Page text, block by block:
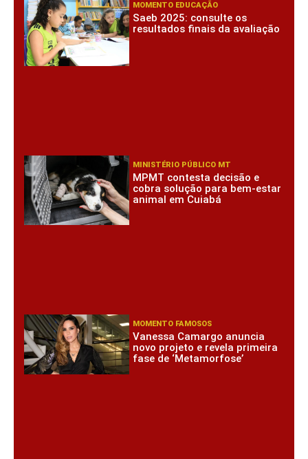
MOMENTO EDUCAÇÃO
Saeb 2025: consulte os
resultados finais da avaliação
MINISTÉRIO PÚBLICO MT
MPMT contesta decisão e
cobra solução para bem-estar
animal em Cuiabá
MOMENTO FAMOSOS
Vanessa Camargo anuncia
novo projeto e revela primeira
fase de ‘Metamorfose’